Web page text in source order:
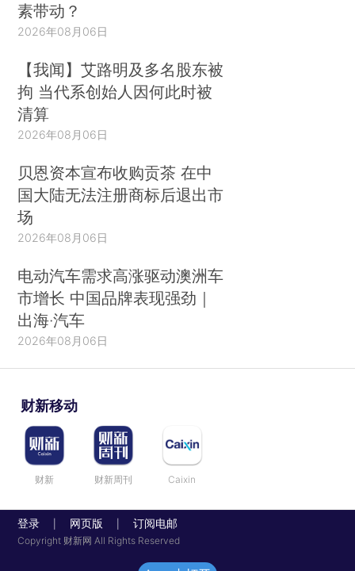
素带动？
2026年08月06日
【我闻】艾路明及多名股东被
拘 当代系创始人因何此时被
清算
2026年08月06日
贝恩资本宣布收购贡茶 在中
国大陆无法注册商标后退出市
场
2026年08月06日
电动汽车需求高涨驱动澳洲车
市增长 中国品牌表现强劲｜
出海·汽车
2026年08月06日
财新移动
财新 财新周刊 Caixin
登录 网页版 订阅电邮
Copyright 财新网 All Rights Reserved